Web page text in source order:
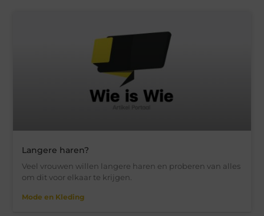
Langere haren?
Veel vrouwen willen langere haren en proberen van alles
om dit voor elkaar te krijgen.
Mode en Kleding